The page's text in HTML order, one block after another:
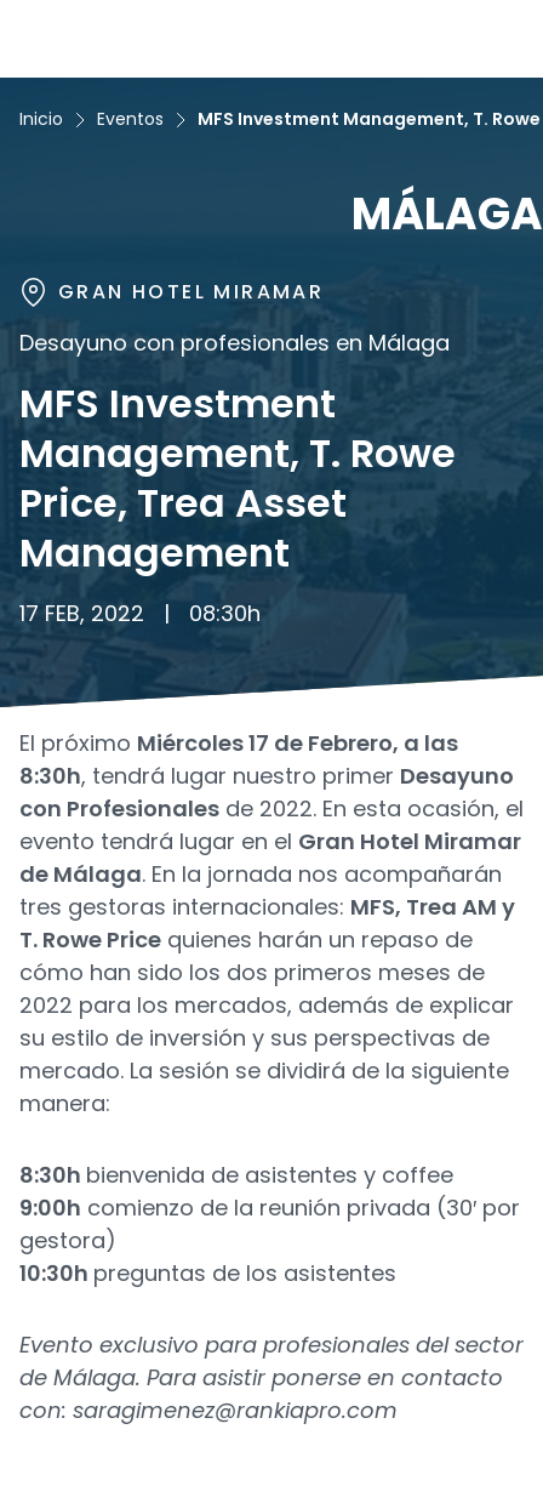
Inicio Eventos MFS Investment Management, T.
MÁLAGA
GRAN HOTEL MIRAMAR
Desayuno con profesionales en Málaga
MFS Investment
Management, T. Rowe
Price, Trea Asset
Management
17 FEB, 2022 | 08:30h
El próximo Miércoles 17 de Febrero, a las
8:30h, tendrá lugar nuestro primer Desayuno
con Profesionales de 2022. En esta ocasión, el
evento tendrá lugar en el Gran Hotel Miramar
de Málaga. En la jornada nos acompañarán
tres gestoras internacionales: MFS, Trea AM y
T. Rowe Price quienes harán un repaso de
cómo han sido los dos primeros meses de
2022 para los mercados, además de explicar
su estilo de inversión y sus perspectivas de
mercado. La sesión se dividirá de la siguiente
manera:
8:30h bienvenida de asistentes y coffee
9:00h comienzo de la reunión privada (30′ por
gestora)
10:30h preguntas de los asistentes
Evento exclusivo para profesionales del sector
de Málaga. Para asistir ponerse en contacto
con: saragimenez@rankiapro.com